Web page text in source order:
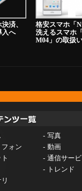
済、
入へ
格安スマホ
洗えるスマホ
M04」の取扱
- 写真
ォン - 動画
- 通信サー
-
トレンド